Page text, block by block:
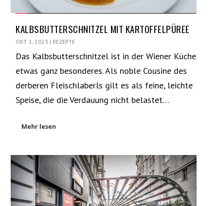
KALBSBUTTERSCHNITZEL MIT KARTOFFELPÜREE
OKT. 1, 2023 | REZEPTE
Das Kalbsbutterschnitzel ist in der Wiener Küche
etwas ganz besonderes. Als noble Cousine des
derberen Fleischlaberls gilt es als feine, leichte
Speise, die die Verdauung nicht belastet…
Mehr lesen